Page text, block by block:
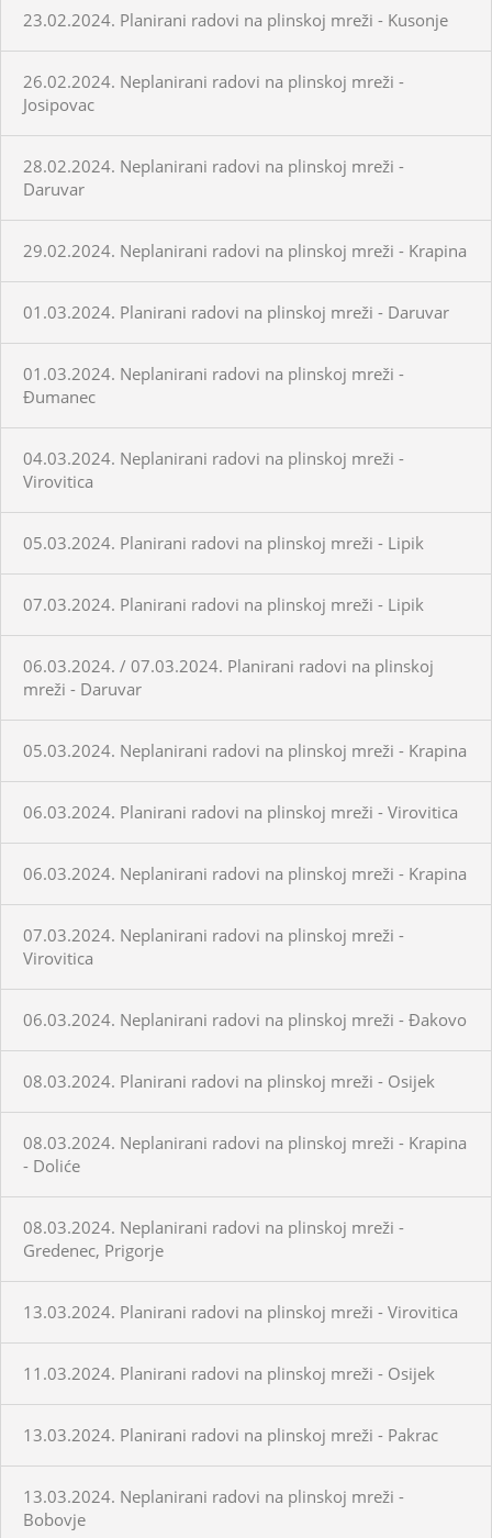
23.02.2024. Planirani radovi na plinskoj mreži - Kusonje
26.02.2024. Neplanirani radovi na plinskoj mreži -
Josipovac
28.02.2024. Neplanirani radovi na plinskoj mreži -
Daruvar
29.02.2024. Neplanirani radovi na plinskoj mreži - Krapina
01.03.2024. Planirani radovi na plinskoj mreži - Daruvar
01.03.2024. Neplanirani radovi na plinskoj mreži -
Đumanec
04.03.2024. Neplanirani radovi na plinskoj mreži -
Virovitica
05.03.2024. Planirani radovi na plinskoj mreži - Lipik
07.03.2024. Planirani radovi na plinskoj mreži - Lipik
06.03.2024. / 07.03.2024. Planirani radovi na plinskoj
mreži - Daruvar
05.03.2024. Neplanirani radovi na plinskoj mreži - Krapina
06.03.2024. Planirani radovi na plinskoj mreži - Virovitica
06.03.2024. Neplanirani radovi na plinskoj mreži - Krapina
07.03.2024. Neplanirani radovi na plinskoj mreži -
Virovitica
06.03.2024. Neplanirani radovi na plinskoj mreži - Đakovo
08.03.2024. Planirani radovi na plinskoj mreži - Osijek
08.03.2024. Neplanirani radovi na plinskoj mreži - Krapina
- Doliće
08.03.2024. Neplanirani radovi na plinskoj mreži -
Gredenec, Prigorje
13.03.2024. Planirani radovi na plinskoj mreži - Virovitica
11.03.2024. Planirani radovi na plinskoj mreži - Osijek
13.03.2024. Planirani radovi na plinskoj mreži - Pakrac
13.03.2024. Neplanirani radovi na plinskoj mreži -
Bobovje